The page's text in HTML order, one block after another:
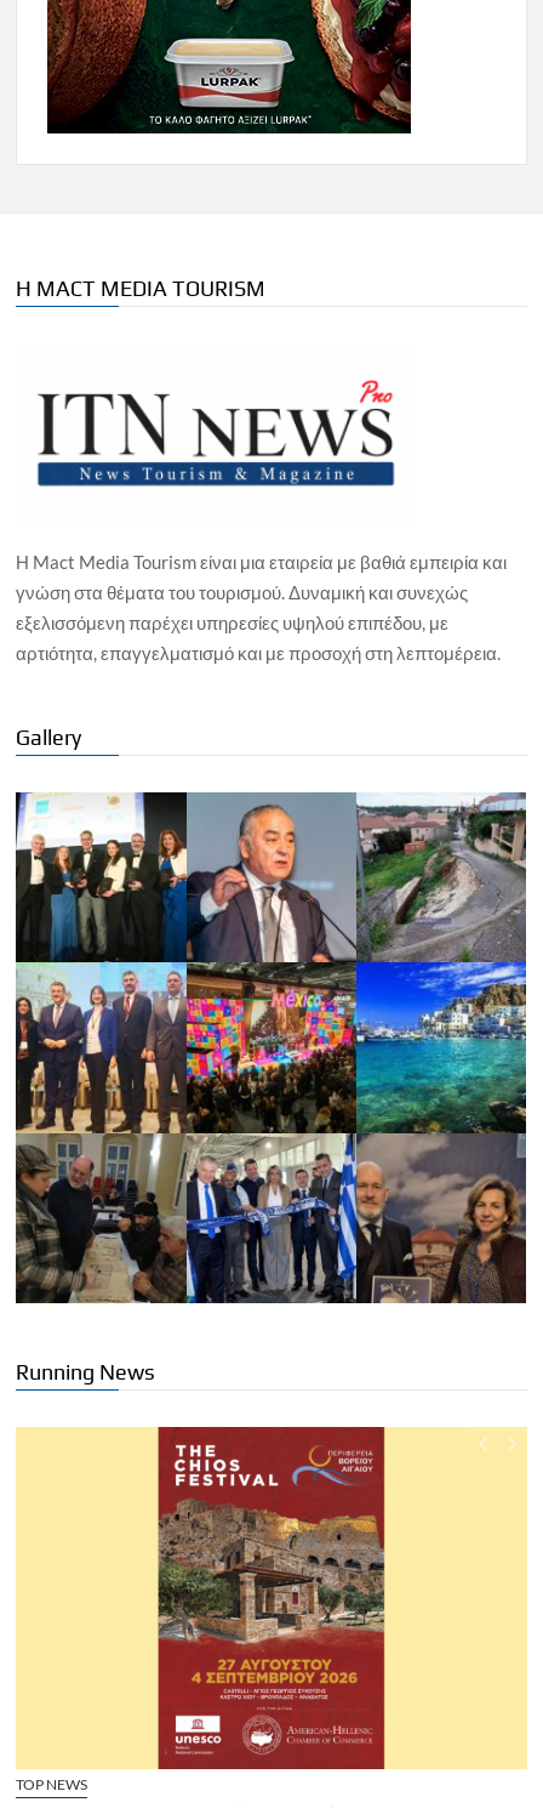
Η MACT MEDIA TOURISM
Η Mact Media Tourism είναι μια εταιρεία με βαθιά εμπειρία και
γνώση στα θέματα του τουρισμού. Δυναμική και συνεχώς
εξελισσόμενη παρέχει υπηρεσίες υψηλού επιπέδου, με
αρτιότητα, επαγγελματισμό και με προσοχή στη λεπτομέρεια.
Gallery
Running News